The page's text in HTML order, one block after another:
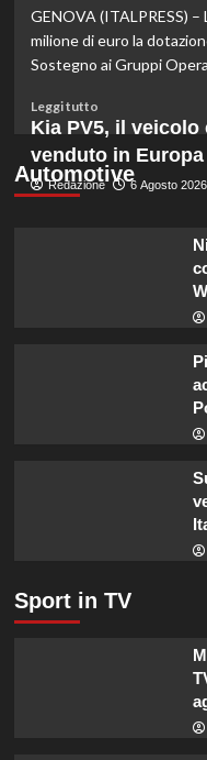
mangiare
bene
con
ridotto
secondo
l’esperta
GENOVA (ITALPRESS)
milione di euro la
Sostegno ai Gruppi
Leggi tuttoLeggi
di
più
su
Liguria
Automotive
Kia PV5, il
venduto in
Redazione 6 Agosto
Sport in TV